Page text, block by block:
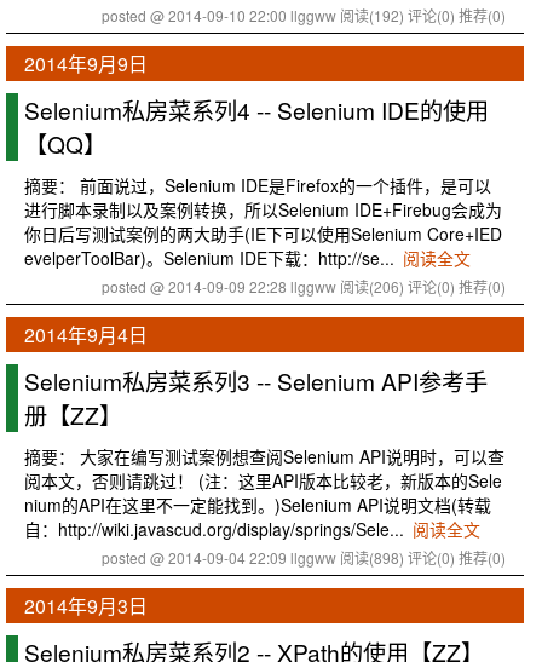
posted @ 2014-09-10 22:00 llggww 阅读(192) 评论(0) 推荐(0)
2014年9月9日
Selenium私房菜系列4 -- Selenium IDE的使用
【QQ】
摘要： 前面说过，Selenium IDE是Firefox的一个插件，是可以
进行脚本录制以及案例转换，所以Selenium IDE+Firebug会成为
你日后写测试案例的两大助手(IE下可以使用Selenium Core+IED
evelperToolBar)。Selenium IDE下载：http://se... 阅读全文
posted @ 2014-09-09 22:28 llggww 阅读(206) 评论(0) 推荐(0)
2014年9月4日
Selenium私房菜系列3 -- Selenium API参考手
册【ZZ】
摘要： 大家在编写测试案例想查阅Selenium API说明时，可以查
阅本文，否则请跳过！ (注：这里API版本比较老，新版本的Sele
nium的API在这里不一定能找到。)Selenium API说明文档(转载
自：http://wiki.javascud.org/display/springs/Sele... 阅读全文
posted @ 2014-09-04 22:09 llggww 阅读(898) 评论(0) 推荐(0)
2014年9月3日
Selenium私房菜系列2 -- XPath的使用【ZZ】